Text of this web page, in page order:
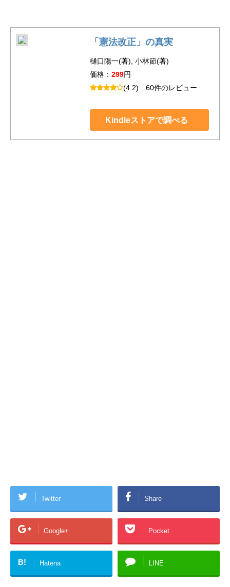
「憲法改正」の真実
樋口陽一(著), 小林節(著)
価格： 299円
(4.2) 60件のレビュー
Kindleストアで調べる
Twitter Share
Google+ Pocket
B! Hatena LINE